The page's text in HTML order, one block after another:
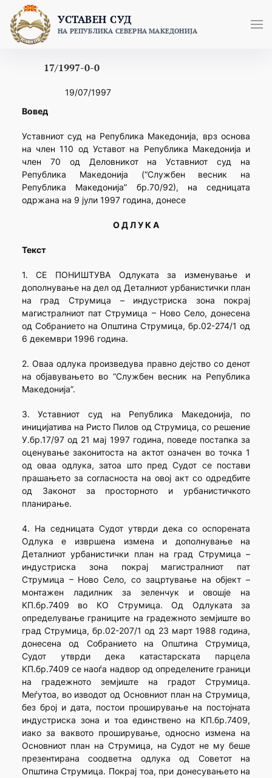
content
УСТАВЕН СУД
НА РЕПУБЛИКА СЕВЕРНА МАКЕДОНИЈА
17/1997-0-0
19/07/1997
Вовед
Уставниот суд на Република Македонија, врз основа
на член 110 од Уставот на Република Македонија и
член 70 од Деловникот на Уставниот суд на
Република Македонија (“Службен весник на
Република Македонија” бр.70/92), на седницата
одржана на 9 јули 1997 година, донесе
О Д Л У К А
Текст
1. СЕ ПОНИШТУВА Одлуката за изменување и
дополнување на дел од Деталниот урбанистички план
на град Струмица – индустриска зона покрај
магистралниот пат Струмица – Ново Село, донесена
од Собранието на Општина Струмица, бр.02-274/1 од
6 декември 1996 година.
2. Оваа одлука произведува правно дејство со денот
на објавувањето во “Службен весник на Република
Македонија”.
3. Уставниот суд на Република Македонија, по
иницијатива на Ристо Пилов од Струмица, со решение
У.бр.17/97 од 21 мај 1997 година, поведе постапка за
оценување законитоста на актот означен во точка 1
од оваа одлука, затоа што пред Судот се постави
прашањето за согласноста на овој акт со одредбите
од Законот за просторното и урбанистичкото
планирање.
4. На седницата Судот утврди дека со оспорената
Одлука е извршена измена и дополнување на
Деталниот урбанистички план на град Струмица –
индустриска зона покрај магистралниот пат
Струмица – Ново Село, со зацртување на објект –
монтажен ладилник за зеленчук и овошје на
КП.бр.7409 во КО Струмица. Од Одлуката за
определување границите на градежното земјиште во
град Струмица, бр.02-207/1 од 23 март 1988 година,
донесена од Собранието на Општина Струмица,
Судот утврди дека катастарската парцела
КП.бр.7409 се наоѓа надвор од определените граници
на градежното земјиште на градот Струмица.
Меѓутоа, во изводот од Основниот план на Струмица,
без број и дата, постои проширување на постојната
индустриска зона и тоа единствено на КП.бр.7409,
иако за ваквото проширување, односно измена на
Основниот план на Струмица, на Судот не му беше
презентирана соодветна одлука од Советот на
Општина Струмица. Покрај тоа, при донесувањето на